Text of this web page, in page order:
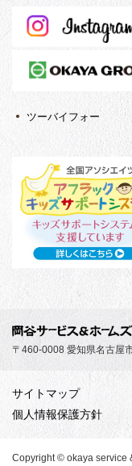
ツーバイフォー
〒460-0008 愛知県名古屋
サイトマップ
個人情報保護方針
Copyright © okaya service